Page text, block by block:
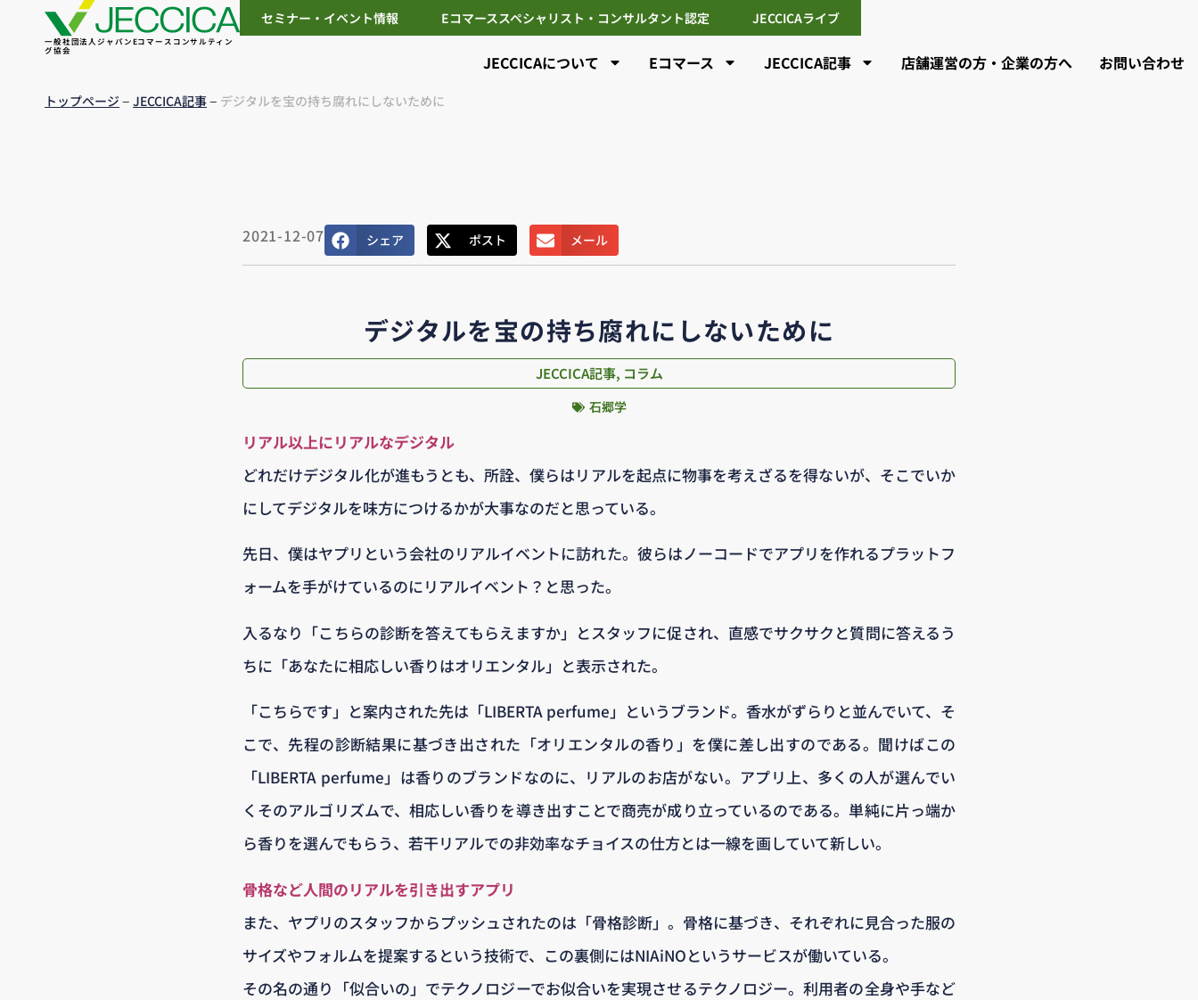
一般社団法人ジャパンEコマースコンサルティン
グ協会
セミナー・イベント情報 Eコマーススペシャリスト・コンサルタント認定 JECCICAライブ
JECCICAについて Eコマース JECCICA記事 店舗運営の方・企業の方へ お問い合わせ
トップページ– JECCICA記事– デジタルを宝の持ち腐れにしないために
2021-12-07 シェア ポスト メール
デジタルを宝の持ち腐れにしないために
JECCICA記事, コラム
石郷学
リアル以上にリアルなデジタル
どれだけデジタル化が進もうとも、所詮、僕らはリアルを起点に物事を考えざるを得ないが、そこでいか
にしてデジタルを味方につけるかが大事なのだと思っている。
先日、僕はヤプリという会社のリアルイベントに訪れた。彼らはノーコードでアプリを作れるプラットフ
ォームを手がけているのにリアルイベント？と思った。
入るなり「こちらの診断を答えてもらえますか」とスタッフに促され、直感でサクサクと質問に答えるう
ちに「あなたに相応しい香りはオリエンタル」と表示された。
「こちらです」と案内された先は「LIBERTA perfume」というブランド。香水がずらりと並んでいて、そ
こで、先程の診断結果に基づき出された「オリエンタルの香り」を僕に差し出すのである。聞けばこの
「LIBERTA perfume」は香りのブランドなのに、リアルのお店がない。アプリ上、多くの人が選んでい
くそのアルゴリズムで、相応しい香りを導き出すことで商売が成り立っているのである。単純に片っ端か
ら香りを選んでもらう、若干リアルでの非効率なチョイスの仕方とは一線を画していて新しい。
骨格など人間のリアルを引き出すアプリ
また、ヤプリのスタッフからプッシュされたのは「骨格診断」。骨格に基づき、それぞれに見合った服の
サイズやフォルムを提案するという技術で、この裏側にはNIAiNOというサービスが働いている。
その名の通り「似合いの」でテクノロジーでお似合いを実現させるテクノロジー。利用者の全身や手など